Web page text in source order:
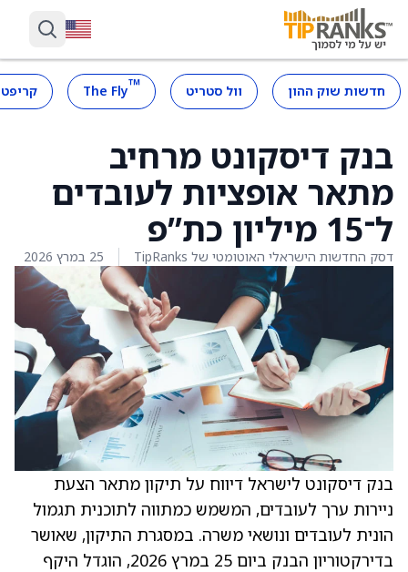
חדשות שוק ההון וול סטריט ™
The Fly
בנק דיסקונט מרחיב
מתאר אופציות לעובדים
ל־15 מיליון כת”פ
דסק החדשות הישראלי האוטומטי של TipRanks 25 במרץ 2026
בנק דיסקונט לישראל דיווח על תיקון מתאר הצעת
ניירות ערך לעובדים, המשמש כמתווה לתוכנית תגמול
הונית לעובדים ונושאי משרה. במסגרת התיקון, שאושר
בדירקטוריון הבנק ביום 25 במרץ 2026, הוגדל היקף